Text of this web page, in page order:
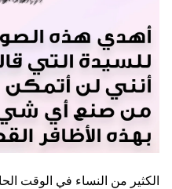
الكثير من النساء في الوقت